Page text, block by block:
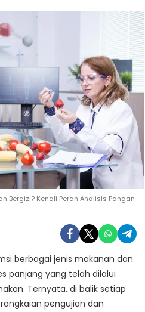
Bergizi? Kenali Peran Analisis Pangan
berbagai jenis makanan dan
panjang yang telah dilalui
Ternyata, di balik setiap
pengujian dan